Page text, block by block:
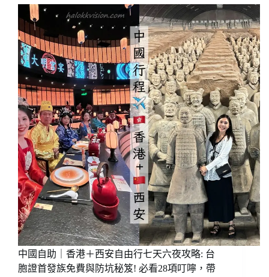
中國自助｜香港＋西安自由行七天六夜攻略: 台
胞證首發族免費與防坑秘笈! 必看28項叮嚀，帶